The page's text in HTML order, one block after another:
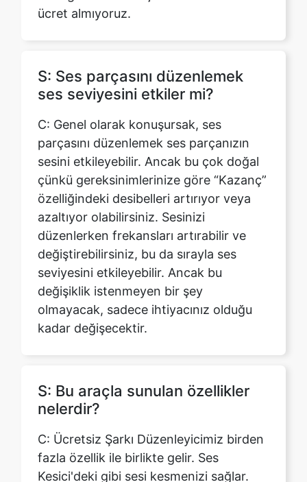
S: Ses parçasını düzenlemek
parçasını düzenlemek ses parçanızın
sesini etkileyebilir. Ancak bu çok doğal
çünkü gereksinimlerinize göre “Kazanç”
özelliğindeki desibelleri artırıyor veya
azaltıyor olabilirsiniz. Sesinizi
düzenlerken frekansları artırabilir ve
değiştirebilirsiniz, bu da sırayla ses
seviyesini etkileyebilir. Ancak bu
değişiklik istenmeyen bir şey
olmayacak, sadece ihtiyacınız olduğu
kadar değişecektir.
S: Bu araçla sunulan özellikler
fazla özellik ile birlikte gelir. Ses
Kesici'deki gibi sesi kesmenizi sağlar.
Sesi tersine çevirmenize ve ayrıca sesin
hızını değiştirmenize izin verir. Bu ek
özelliklerin yanı sıra, ses parçasının